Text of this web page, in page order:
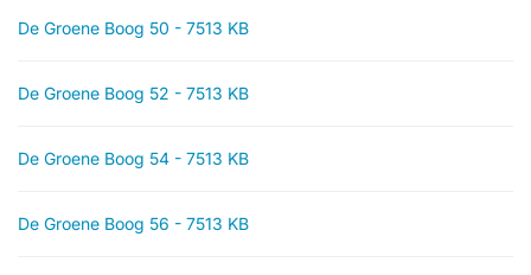
De Groene Boog 50 - 7513 KB
De Groene Boog 52 - 7513 KB
De Groene Boog 54 - 7513 KB
De Groene Boog 56 - 7513 KB